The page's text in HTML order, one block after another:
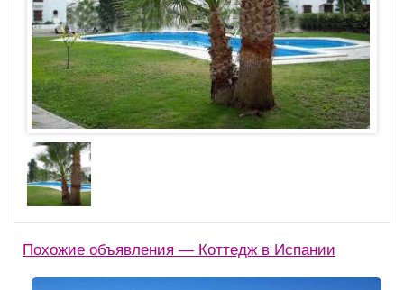
Похожие объявления — Коттедж в Испании